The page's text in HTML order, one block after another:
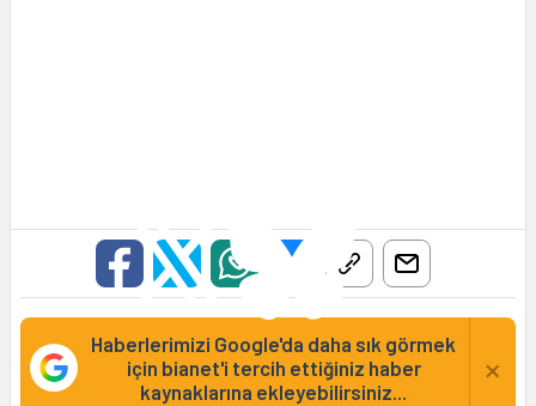
Haberlerimizi Google'da daha sık görmek
için bianet'i tercih ettiğiniz haber
kaynaklarına ekleyebilirsiniz...
×